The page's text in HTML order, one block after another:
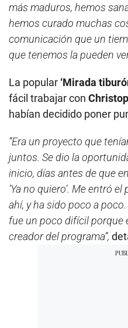
más maduros, hemos
hemos curado muchas
comunicación que un
que tenemos la pueden
La popular ‘Mirada
fácil trabajar con
habían decidido poner
“Era un proyecto que
juntos. Se dio la
inicio, días antes de que
‘Ya no quiero’. Me entró
ahí, y ha sido poco a
fue un poco difícil porque
creador del programa”,